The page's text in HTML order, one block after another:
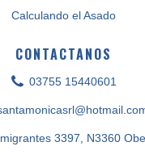
Calculando el Asado
CONTACTANOS
03755 15440601
3397, N3360